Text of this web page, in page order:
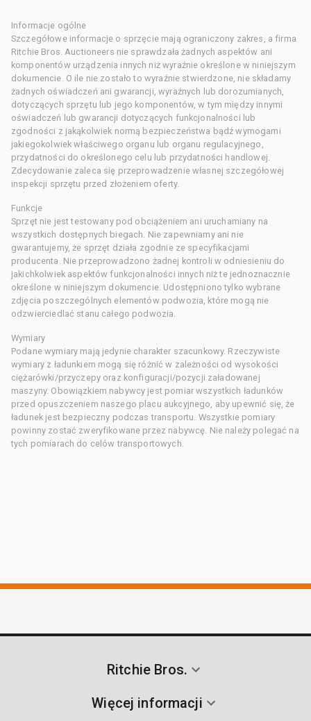
Informacje ogólne
Szczegółowe informacje o sprzęcie mają ograniczony zakres, a firma
Ritchie Bros. Auctioneers nie sprawdzała żadnych aspektów ani
komponentów urządzenia innych niż wyraźnie określone w niniejszym
dokumencie. O ile nie zostało to wyraźnie stwierdzone, nie składamy
żadnych oświadczeń ani gwarancji, wyraźnych lub dorozumianych,
dotyczących sprzętu lub jego komponentów, w tym między innymi
oświadczeń lub gwarancji dotyczących funkcjonalności lub
zgodności z jakąkolwiek normą bezpieczeństwa bądź wymogami
jakiegokolwiek właściwego organu lub organu regulacyjnego,
przydatności do określonego celu lub przydatności handlowej.
Zdecydowanie zaleca się przeprowadzenie własnej szczegółowej
inspekcji sprzętu przed złożeniem oferty.
Funkcje
Sprzęt nie jest testowany pod obciążeniem ani uruchamiany na
wszystkich dostępnych biegach. Nie zapewniamy ani nie
gwarantujemy, że sprzęt działa zgodnie ze specyfikacjami
producenta. Nie przeprowadzono żadnej kontroli w odniesieniu do
jakichkolwiek aspektów funkcjonalności innych niż te jednoznacznie
określone w niniejszym dokumencie. Udostępniono tylko wybrane
zdjęcia poszczególnych elementów podwozia, które mogą nie
odzwierciedlać stanu całego podwozia.
Wymiary
Podane wymiary mają jedynie charakter szacunkowy. Rzeczywiste
wymiary z ładunkiem mogą się różnić w zależności od wysokości
ciężarówki/przyczepy oraz konfiguracji/pozycji załadowanej
maszyny. Obowiązkiem nabywcy jest pomiar wszystkich ładunków
przed opuszczeniem naszego placu aukcyjnego, aby upewnić się, że
ładunek jest bezpieczny podczas transportu. Wszystkie pomiary
powinny zostać zweryfikowane przez nabywcę. Nie należy polegać na
tych pomiarach do celów transportowych.
Ritchie Bros.
Więcej informacji